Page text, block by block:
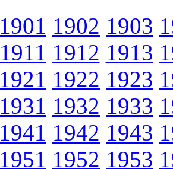
1901 1902 1903
1911 1912 1913
1921 1922 1923
1931 1932 1933
1941 1942 1943
1951 1952 1953